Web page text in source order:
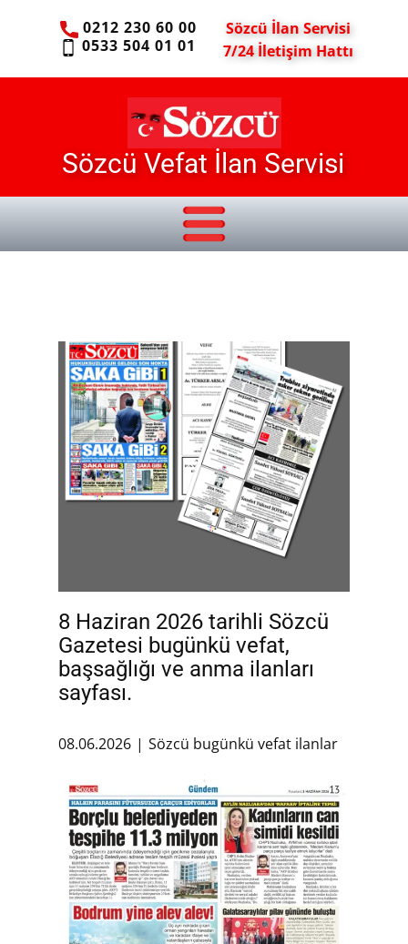
0212 230 60 00
0533 504 01 01
Sözcü İlan Servisi
7/24 İletişim Hattı
Sözcü Vefat İlan Servisi
8 Haziran 2026 tarihli Sözcü
Gazetesi bugünkü vefat,
başsağlığı ve anma ilanları
sayfası.
08.06.2026 Sözcü bugünkü vefat ilanlar